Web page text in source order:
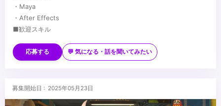
・Maya
・After Effects
■歓迎スキル
ある方
・美術・デザイン・画作りに造詣の深い方
・作業の流れを俯瞰で見れる方、プロジェクトリーダー経験者歓迎
応募する 💬 気になる・話を聞いてみたい
募集開始日 : 2025年05月23日